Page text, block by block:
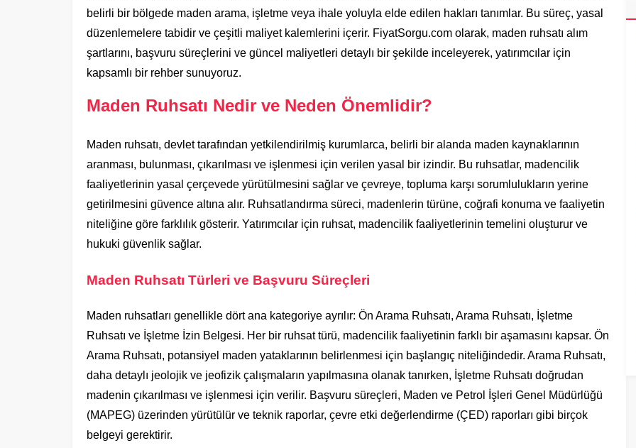
belirli bir bölgede maden arama, işletme veya ihale yoluyla elde edilen hakları tanımlar. Bu süreç, yasal
düzenlemelere tabidir ve çeşitli maliyet kalemlerini içerir. FiyatSorgu.com olarak, maden ruhsatı alım
şartlarını, başvuru süreçlerini ve güncel maliyetleri detaylı bir şekilde inceleyerek, yatırımcılar için
kapsamlı bir rehber sunuyoruz.
Maden Ruhsatı Nedir ve Neden Önemlidir?
Maden ruhsatı, devlet tarafından yetkilendirilmiş kurumlarca, belirli bir alanda maden kaynaklarının
aranması, bulunması, çıkarılması ve işlenmesi için verilen yasal bir izindir. Bu ruhsatlar, madencilik
faaliyetlerinin yasal çerçevede yürütülmesini sağlar ve çevreye, topluma karşı sorumlulukların yerine
getirilmesini güvence altına alır. Ruhsatlandırma süreci, madenlerin türüne, coğrafi konuma ve faaliyetin
niteliğine göre farklılık gösterir. Yatırımcılar için ruhsat, madencilik faaliyetlerinin temelini oluşturur ve
hukuki güvenlik sağlar.
Maden Ruhsatı Türleri ve Başvuru Süreçleri
Maden ruhsatları genellikle dört ana kategoriye ayrılır: Ön Arama Ruhsatı, Arama Ruhsatı, İşletme
Ruhsatı ve İşletme İzin Belgesi. Her bir ruhsat türü, madencilik faaliyetinin farklı bir aşamasını kapsar. Ön
Arama Ruhsatı, potansiyel maden yataklarının belirlenmesi için başlangıç niteliğindedir. Arama Ruhsatı,
daha detaylı jeolojik ve jeofizik çalışmaların yapılmasına olanak tanırken, İşletme Ruhsatı doğrudan
madenin çıkarılması ve işlenmesi için verilir. Başvuru süreçleri, Maden ve Petrol İşleri Genel Müdürlüğü
(MAPEG) üzerinden yürütülür ve teknik raporlar, çevre etki değerlendirme (ÇED) raporları gibi birçok
belgeyi gerektirir.